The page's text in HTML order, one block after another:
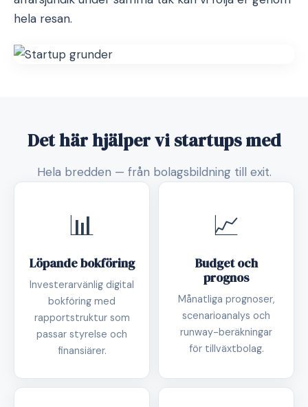
hela resan.
Det här hjälper vi startups med
Hela bredden — från bolagsbildning till exit.
📊
Löpande bokföring
Investerarvänlig digital
bokföring med
rapportstruktur som
passar styrelse och
finansiärer.
📈
Budget och
prognos
Månatliga prognoser,
scenarioanalys och
runway-beräkningar
för tillväxtbolag.